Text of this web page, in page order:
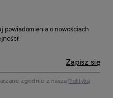
powiadomienia o nowościach
Zapisz się
zgodnie z naszą Polityką